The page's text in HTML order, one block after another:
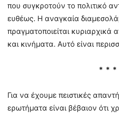
που συγκροτούν το πολιτικό
ευθέως. Η αναγκαία
πραγματοποιείται
και κινήματα. Αυτό είναι
* * *
Για να έχουμε πειστικές
ερωτήματα είναι βέβαιον ότι